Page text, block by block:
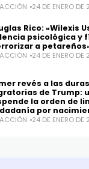
24 DE ENERO DE
Rico: «Wilexis
psicológica y
a
24 DE ENERO DE
revés a las
de Trump:
la orden de
por
24 DE ENERO DE